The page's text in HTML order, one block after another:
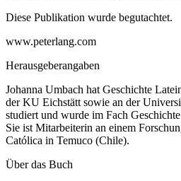
Diese Publikation wurde begutachtet.
www.peterlang.com
Herausgeberangaben
Johanna Umbach hat Geschichte
der KU Eichstätt sowie an der
studiert und wurde im Fach
Sie ist Mitarbeiterin an einem
Católica in Temuco (Chile).
Über das Buch